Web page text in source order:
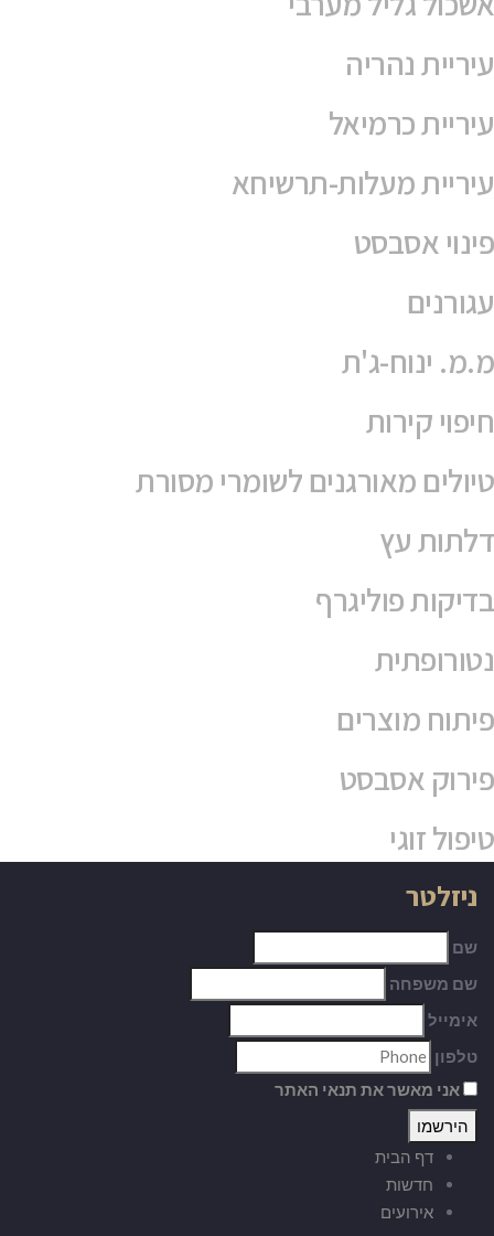
עיריית נהריה
עיריית כרמיאל
עיריית מעלות-תרשיחא
פינוי אסבסט
עגורנים
מ.מ. ינוח-ג'ת
חיפוי קירות
טיולים מאורגנים לשומרי מסורת
דלתות עץ
בדיקות פוליגרף
נטורופתית
פיתוח מוצרים
פירוק אסבסט
טיפול זוגי
ניזלטר
שם
שם משפחה
אימייל
טלפון
אני מאשר את תנאי האתר
דף הבית
חדשות
אירועים